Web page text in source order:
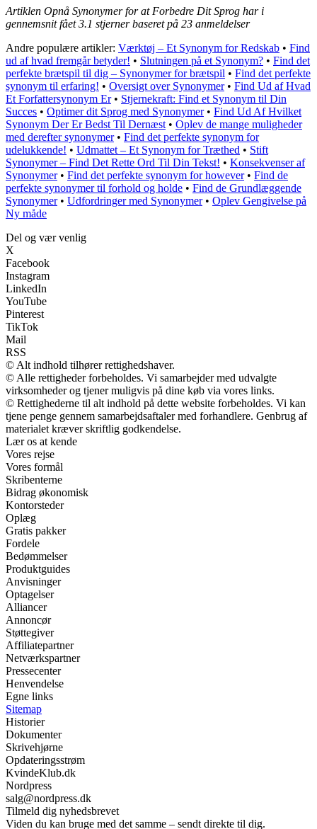
Artiklen Opnå Synonymer for at Forbedre Dit Sprog har i
gennemsnit fået3.1 stjerner baseret på 23 anmeldelser
Andre populære artikler: Værktøj – Et Synonym for Redskab • Find
ud af hvad fremgår betyder! • Slutningen på et Synonym? • Find det
perfekte brætspil til dig – Synonymer for brætspil • Find det perfekte
synonym til erfaring! • Oversigt over Synonymer• Find Ud af Hvad
Et Forfattersynonym Er• Stjernekraft: Find et Synonym til Din
Succes • Optimer dit Sprog med Synonymer• Find Ud Af Hvilket
Synonym Der Er Bedst Til Dernæst • Oplev de mange muligheder
med derefter synonymer• Find det perfekte synonym for
udelukkende! • Udmattet – Et Synonym for Træthed • Stift
Synonymer – Find Det Rette Ord Til Din Tekst! • Konsekvenser af
Synonymer• Find det perfekte synonym for however• Find de
perfekte synonymer til forhold og holde • Find de Grundlæggende
Synonymer• Udfordringer med Synonymer• Oplev Gengivelse på
Ny måde
Del og vær venlig
X
Facebook
Instagram
LinkedIn
YouTube
Pinterest
TikTok
Mail
RSS
© Alt indhold tilhører rettighedshaver.
© Alle rettigheder forbeholdes. Vi samarbejder med udvalgte
virksomheder og tjener muligvis på dine køb via vores links.
© Rettighederne til alt indhold på dette website forbeholdes. Vi kan
tjene penge gennem samarbejdsaftaler med forhandlere. Genbrug af
materialet kræver skriftlig godkendelse.
Lær os at kende
Vores rejse
Vores formål
Skribenterne
Bidrag økonomisk
Kontorsteder
Oplæg
Gratis pakker
Fordele
Bedømmelser
Produktguides
Anvisninger
Optagelser
Alliancer
Annoncør
Støttegiver
Affiliatepartner
Netværkspartner
Pressecenter
Henvendelse
Egne links
Sitemap
Historier
Dokumenter
Skrivehjørne
Opdateringsstrøm
KvindeKlub.dk
Nordpress
salg@nordpress.dk
Tilmeld dig nyhedsbrevet
Viden du kan bruge med det samme – sendt direkte til dig.